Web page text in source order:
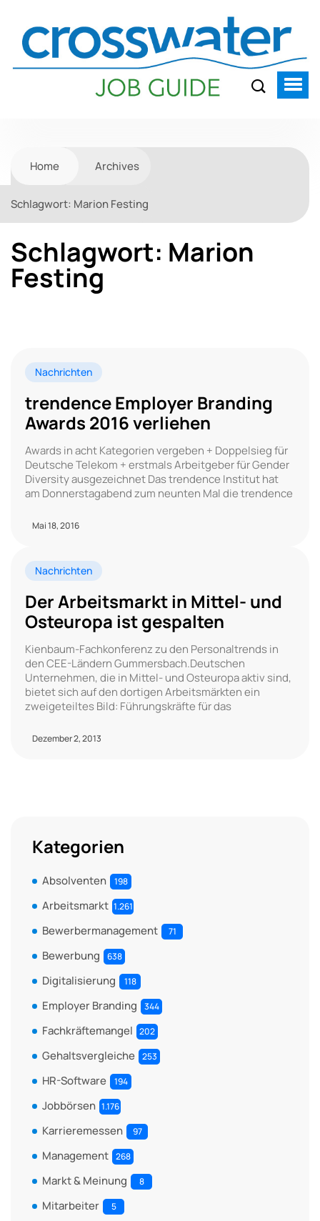
Home Archives
Schlagwort: Marion Festing
Schlagwort: Marion
Festing
Nachrichten
trendence Employer Branding
Awards 2016 verliehen
Awards in acht Kategorien vergeben + Doppelsieg für
Deutsche Telekom + erstmals Arbeitgeber für Gender
Diversity ausgezeichnet Das trendence Institut hat
am Donnerstagabend zum neunten Mal die trendence
Mai 18, 2016
Nachrichten
Der Arbeitsmarkt in Mittel- und
Osteuropa ist gespalten
Kienbaum-Fachkonferenz zu den Personaltrends in
den CEE-Ländern Gummersbach.Deutschen
Unternehmen, die in Mittel- und Osteuropa aktiv sind,
bietet sich auf den dortigen Arbeitsmärkten ein
zweigeteiltes Bild: Führungskräfte für das
Dezember 2, 2013
Kategorien
Absolventen 198
Arbeitsmarkt 1.261
Bewerbermanagement 71
Bewerbung 638
Digitalisierung 118
Employer Branding 344
Fachkräftemangel 202
Gehaltsvergleiche 253
HR-Software 194
Jobbörsen 1.176
Karrieremessen 97
Management 268
Markt & Meinung 8
Mitarbeiter 5